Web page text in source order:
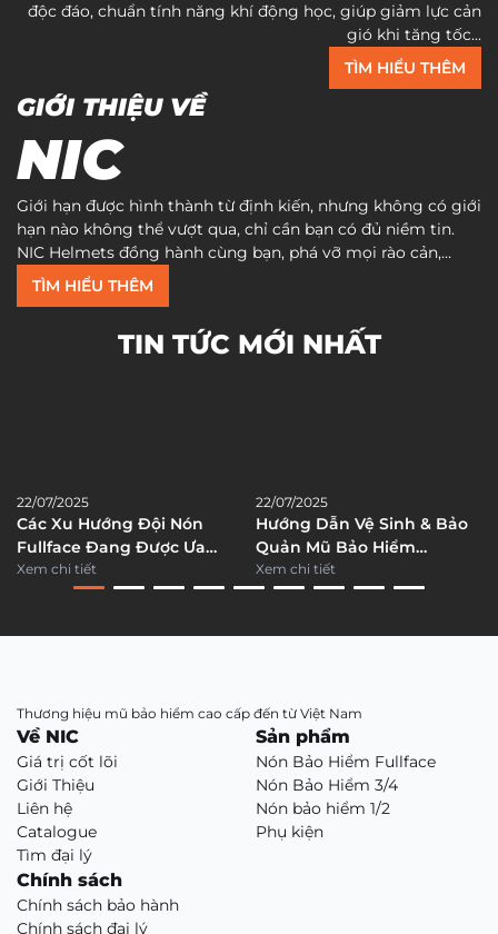
độc đáo, chuẩn tính năng khí động học, giúp giảm lực cản
gió khi tăng tốc...
TÌM HIỂU THÊM
GIỚI THIỆU VỀ
NIC
Giới hạn được hình thành từ định kiến, nhưng không có giới
hạn nào không thể vượt qua, chỉ cần bạn có đủ niềm tin.
NIC Helmets đồng hành cùng bạn, phá vỡ mọi rào cản,
khám phá tiềm năng bản thân, và chinh phục những đỉnh
TÌM HIỂU THÊM
TIN TỨC MỚI NHẤT
22/07/2025
Các Xu Hướng Đội Nón
Fullface Đang Được Ưa
Chuộng?
Xem chi tiết
22/07/2025
Hướng Dẫn Vệ Sinh & Bảo
Quản Mũ Bảo Hiểm
Fullface
Xem chi tiết
Thương hiệu mũ bảo hiểm cao cấp đến từ Việt Nam
Về NIC
Giá trị cốt lõi
Giới Thiệu
Liên hệ
Catalogue
Tìm đại lý
Sản phẩm
Nón Bảo Hiểm Fullface
Nón Bảo Hiểm 3/4
Nón bảo hiểm 1/2
Phụ kiện
Chính sách
Chính sách bảo hành
Chính sách đại lý